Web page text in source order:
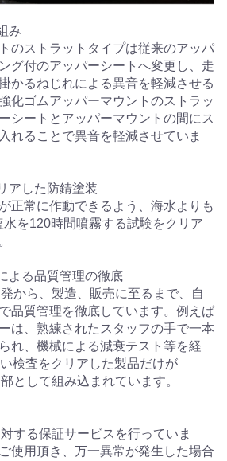
み
のストラットタイプは従来のアッパ
グ付のアッパーシートへ変更し、走
かるねじれによる異音を軽減させる
化ゴムアッパーマウントのストラッ
シートとアッパーマウントの間にス
れることで異音を軽減させていま
アした防錆塗装
正常に作動できるよう、海水よりも
を120時間噴霧する試験をクリア
よる品質管理の徹底
から、製造、販売に至るまで、自
品質管理を徹底しています。例えば
は、熟練されたスタッフの手で一本
れ、機械による減衰テスト等を経
検査をクリアした製品だけが
として組み込まれています。
する保証サービスを行っていま
使用頂き、万一異常が発生した場合